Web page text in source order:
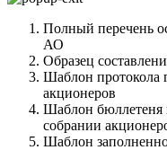
Полный перечень
АО
Образец
Шаблон протокола
акционеров
Шаблон бюллетеня
собрании
Шаблон